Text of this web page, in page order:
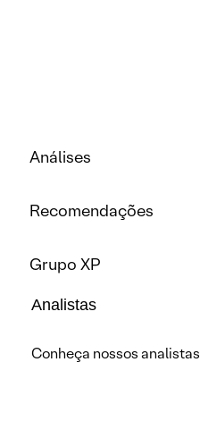
Análises
Recomendações
Grupo XP
Analistas
Conheça nossos analistas